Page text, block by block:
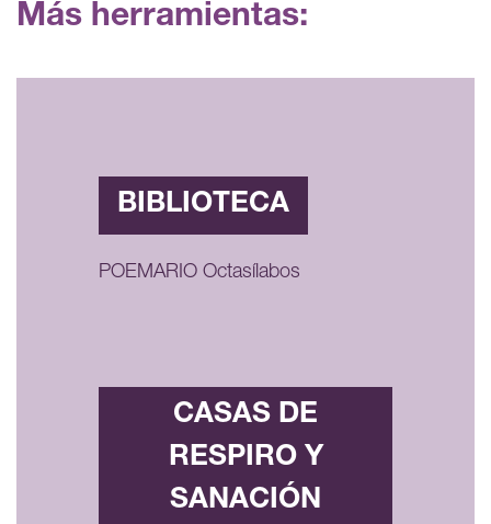
Más herramientas:
BIBLIOTECA
POEMARIO Octasílabos
CASAS DE
RESPIRO Y
SANACIÓN